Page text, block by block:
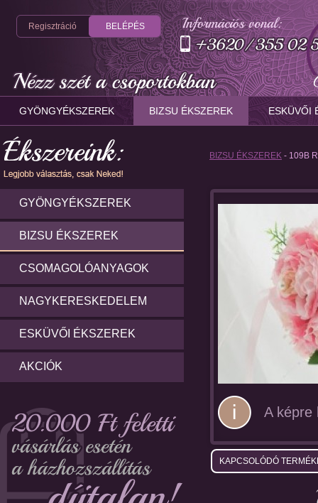
Regisztráció BELÉPÉS
GYÖNGYÉKSZEREK BIZSU ÉKSZEREK ESKÜVŐI
GYÖNGYÉKSZEREK
BIZSU ÉKSZEREK
CSOMAGOLÓANYAGOK
NAGYKERESKEDELEM
ESKÜVŐI ÉKSZEREK
AKCIÓK
BIZSU ÉKSZEREK - 109B
A képre
KAPCSOLÓDÓ